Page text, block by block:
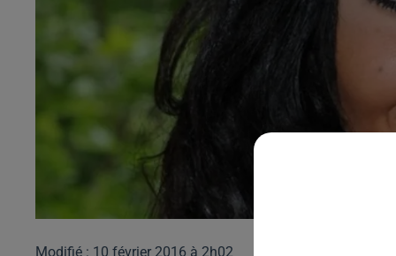
Modifié : 10 février 2016 à 2h02